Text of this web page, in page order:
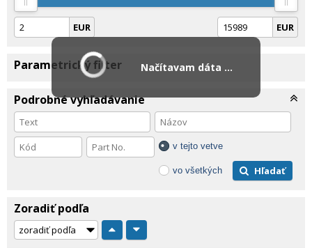
EUR EUR
Parametrický filter
Podrobné vyhľadávanie
v tejto vetve
vo všetkých Hľadať
Zoradiť podľa
Načítavam dáta ...